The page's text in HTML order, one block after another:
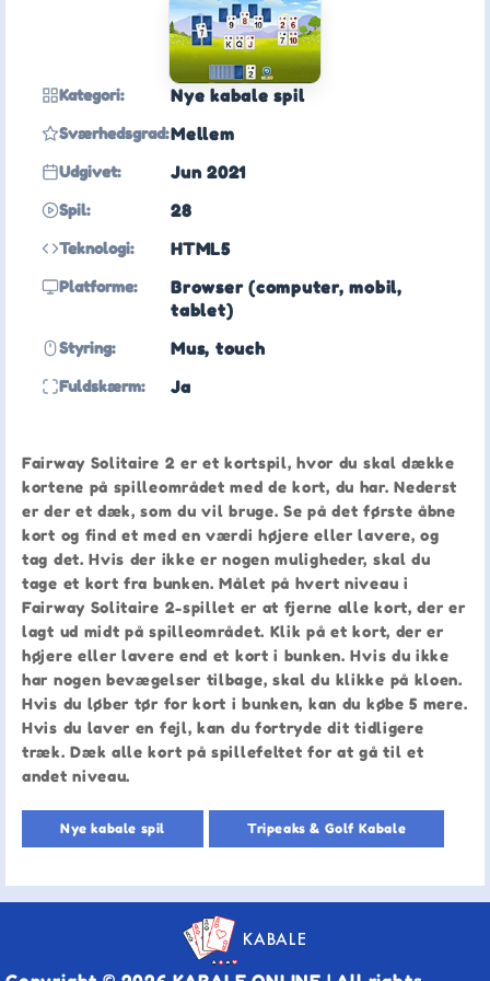
Kategori: Nye kabale spil
Sværhedsgrad:Mellem
Udgivet: Jun 2021
Spil: 28
Teknologi: HTML5
Platforme:
Browser (computer, mobil,
tablet)
Styring: Mus, touch
Fuldskærm: Ja
Fairway Solitaire 2 er et kortspil, hvor du skal dække
kortene på spilleområdet med de kort, du har. Nederst
er der et dæk, som du vil bruge. Se på det første åbne
kort og find et med en værdi højere eller lavere, og
tag det. Hvis der ikke er nogen muligheder, skal du
tage et kort fra bunken. Målet på hvert niveau i
Fairway Solitaire 2-spillet er at fjerne alle kort, der er
lagt ud midt på spilleområdet. Klik på et kort, der er
højere eller lavere end et kort i bunken. Hvis du ikke
har nogen bevægelser tilbage, skal du klikke på kloen.
Hvis du løber tør for kort i bunken, kan du købe 5 mere.
Hvis du laver en fejl, kan du fortryde dit tidligere
træk. Dæk alle kort på spillefeltet for at gå til et
andet niveau.
Nye kabale spil Tripeaks & Golf Kabale
KABALE